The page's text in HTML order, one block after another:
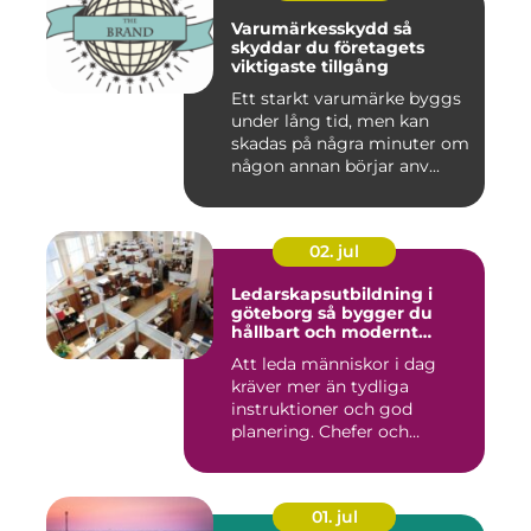
Varumärkesskydd så
skyddar du företagets
viktigaste tillgång
Ett starkt varumärke byggs
under lång tid, men kan
skadas på några minuter om
någon annan börjar anv...
02. jul
Ledarskapsutbildning i
göteborg så bygger du
hållbart och modernt
Att leda människor i dag
kräver mer än tydliga
instruktioner och god
planering. Chefer och
01. jul